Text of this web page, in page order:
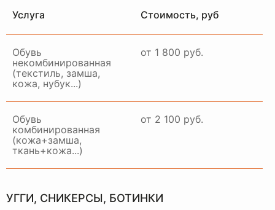
Услуга Стоимость, руб
Обувь
некомбинированная
(текстиль, замша,
кожа, нубук...)
от 1 800 руб.
Обувь
комбинированная
(кожа+замша,
ткань+кожа...)
от 2 100 руб.
УГГИ, СНИКЕРСЫ, БОТИНКИ
НАШОТДЕЛ
РАБОТАЕТ ПО ВСЕЙ